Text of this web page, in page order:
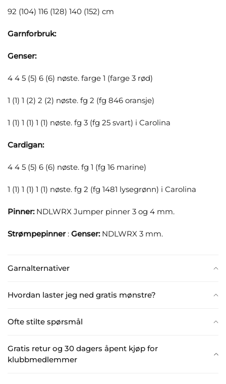
Garnalternativer
Hvordan laster jeg ned gratis mønstre?
Ofte stilte spørsmål
Gratis retur og 30 dagers åpent kjøp for
klubbmedlemmer
92 (104) 116 (128) 140 (152) cm
Garnforbruk:
Genser:
4 4 5 (5) 6 (6) nøste. farge 1 (farge 3 rød)
1 (1) 1 (2) 2 (2) nøste. fg 2 (fg 846 oransje)
1 (1) 1 (1) 1 (1) nøste. fg 3 (fg 25 svart) i Carolina
Cardigan:
4 4 5 (5) 6 (6) nøste. fg 1 (fg 16 marine)
1 (1) 1 (1) 1 (1) nøste. fg 2 (fg 1481 lysegrønn) i Carolina
Pinner:NDLWRX Jumper pinner 3 og 4 mm.
Strømpepinner: Genser:NDLWRX 3 mm.